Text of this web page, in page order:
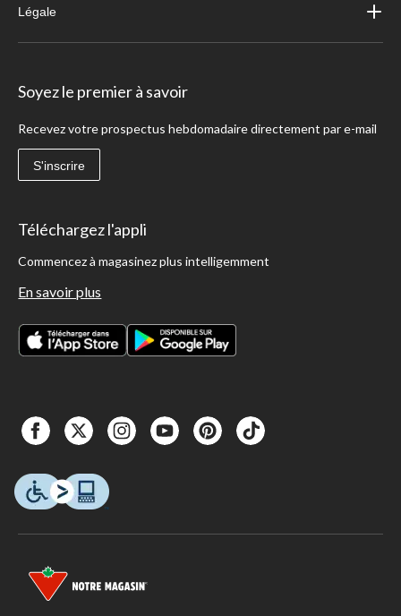
Légale
Soyez le premier à savoir
Recevez votre prospectus hebdomadaire directement par e-mail
S'inscrire
Téléchargez l'appli
Commencez à magasinez plus intelligemment
En savoir plus